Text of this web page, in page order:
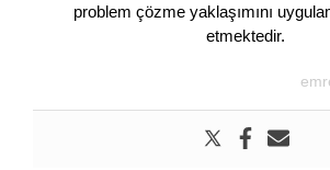
problem çözme yaklaşımını
etmektedir.